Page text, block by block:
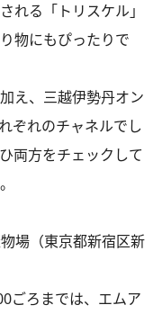
れる「トリスケル」
物にもぴったりで
え、三越伊勢丹オン
ぞれのチャネルでし
両方をチェックして
場（東京都新宿区新
ごろまでは、エムア